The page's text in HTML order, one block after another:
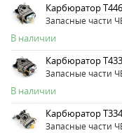
Карбюратор
Запасные части
В наличии
Карбюратор
Запасные части
В наличии
Карбюратор Т334
Запасные части